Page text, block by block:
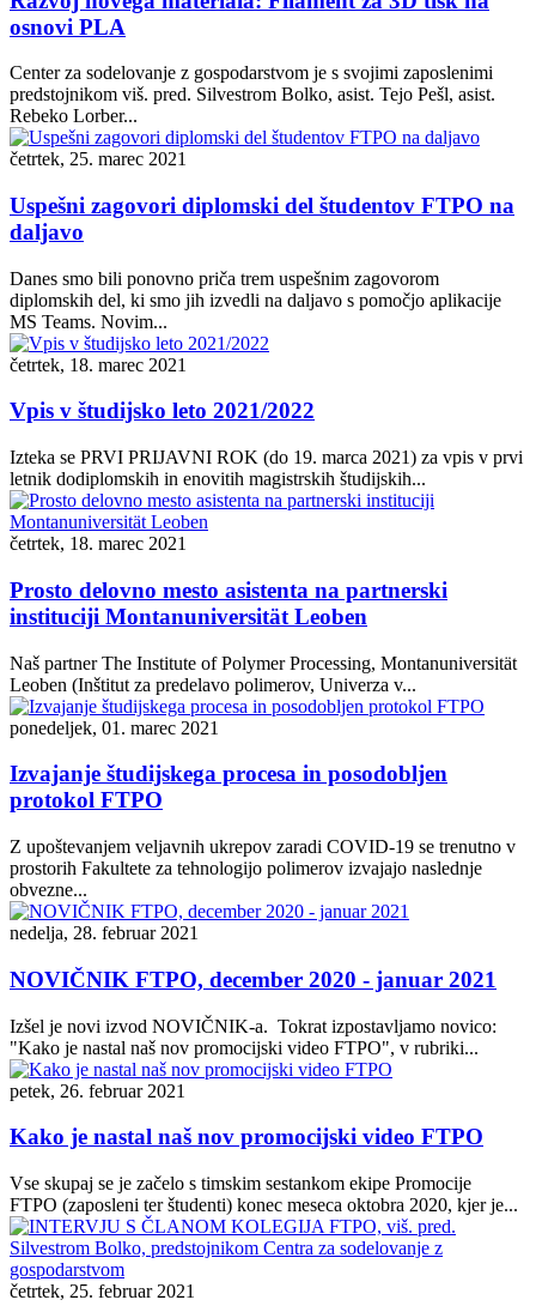
osnovi PLA
Center za sodelovanje z gospodarstvom je s svojimi zaposlenimi
predstojnikom viš. pred. Silvestrom Bolko, asist. Tejo Pešl, asist.
Rebeko Lorber...
četrtek, 25. marec 2021
Uspešni zagovori diplomski del študentov FTPO na
daljavo
Danes smo bili ponovno priča trem uspešnim zagovorom
diplomskih del, ki smo jih izvedli na daljavo s pomočjo aplikacije
MS Teams. Novim...
četrtek, 18. marec 2021
Vpis v študijsko leto 2021/2022
Izteka se PRVI PRIJAVNI ROK (do 19. marca 2021) za vpis v prvi
letnik dodiplomskih in enovitih magistrskih študijskih...
četrtek, 18. marec 2021
Prosto delovno mesto asistenta na partnerski
instituciji Montanuniversität Leoben
Naš partner The Institute of Polymer Processing, Montanuniversität
Leoben (Inštitut za predelavo polimerov, Univerza v...
ponedeljek, 01. marec 2021
Izvajanje študijskega procesa in posodobljen
protokol FTPO
Z upoštevanjem veljavnih ukrepov zaradi COVID-19 se trenutno v
prostorih Fakultete za tehnologijo polimerov izvajajo naslednje
obvezne...
nedelja, 28. februar 2021
NOVIČNIK FTPO, december 2020 - januar 2021
Izšel je novi izvod NOVIČNIK-a. Tokrat izpostavljamo novico:
"Kako je nastal naš nov promocijski video FTPO", v rubriki...
petek, 26. februar 2021
Kako je nastal naš nov promocijski video FTPO
Vse skupaj se je začelo s timskim sestankom ekipe Promocije
FTPO (zaposleni ter študenti) konec meseca oktobra 2020, kjer je...
četrtek, 25. februar 2021